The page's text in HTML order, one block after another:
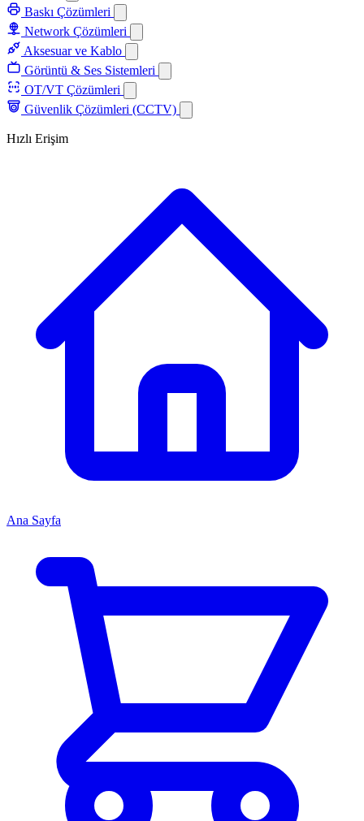
Baskı Çözümleri
Network Çözümleri
Aksesuar ve Kablo
Görüntü & Ses Sistemleri
OT/VT Çözümleri
Güvenlik Çözümleri (CCTV)
Hızlı Erişim
Ana Sayfa